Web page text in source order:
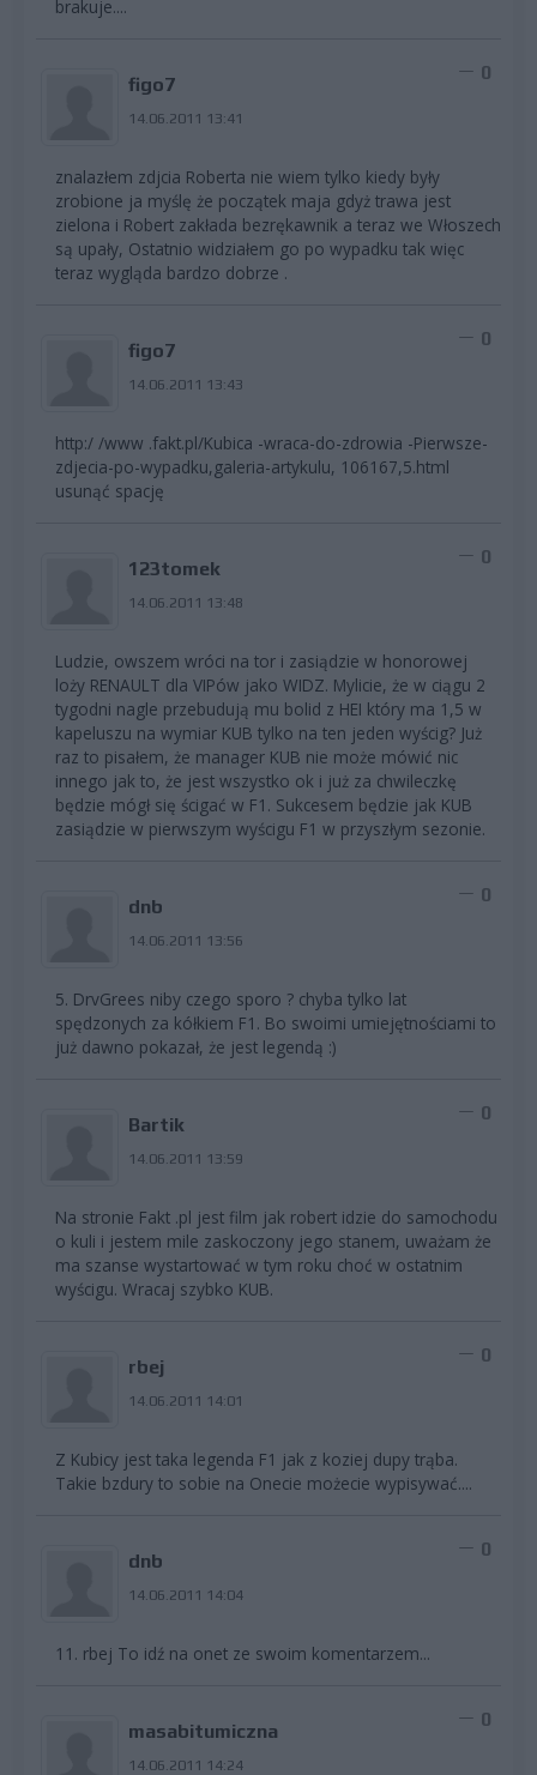
brakuje....
figo7
14.06.2011 13:41
0
znalazłem zdjcia Roberta nie wiem tylko kiedy były
zrobione ja myślę że początek maja gdyż trawa jest
zielona i Robert zakłada bezrękawnik a teraz we Włoszech
są upały, Ostatnio widziałem go po wypadku tak więc
teraz wygląda bardzo dobrze .
figo7
14.06.2011 13:43
0
http:/ /www .fakt.pl/Kubica -wraca-do-zdrowia -Pierwsze-
zdjecia-po-wypadku,galeria-artykulu, 106167,5.html
usunąć spację
123tomek
14.06.2011 13:48
0
Ludzie, owszem wróci na tor i zasiądzie w honorowej
loży RENAULT dla VIPów jako WIDZ. Mylicie, że w ciągu 2
tygodni nagle przebudują mu bolid z HEI który ma 1,5 w
kapeluszu na wymiar KUB tylko na ten jeden wyścig? Już
raz to pisałem, że manager KUB nie może mówić nic
innego jak to, że jest wszystko ok i już za chwileczkę
będzie mógł się ścigać w F1. Sukcesem będzie jak KUB
zasiądzie w pierwszym wyścigu F1 w przyszłym sezonie.
dnb
14.06.2011 13:56
0
5. DrvGrees niby czego sporo ? chyba tylko lat
spędzonych za kółkiem F1. Bo swoimi umiejętnościami to
już dawno pokazał, że jest legendą :)
Bartik
14.06.2011 13:59
0
Na stronie Fakt .pl jest film jak robert idzie do samochodu
o kuli i jestem mile zaskoczony jego stanem, uważam że
ma szanse wystartować w tym roku choć w ostatnim
wyścigu. Wracaj szybko KUB.
rbej
14.06.2011 14:01
0
Z Kubicy jest taka legenda F1 jak z koziej dupy trąba.
Takie bzdury to sobie na Onecie możecie wypisywać....
dnb
14.06.2011 14:04
0
11. rbej To idź na onet ze swoim komentarzem...
masabitumiczna
14.06.2011 14:24
0